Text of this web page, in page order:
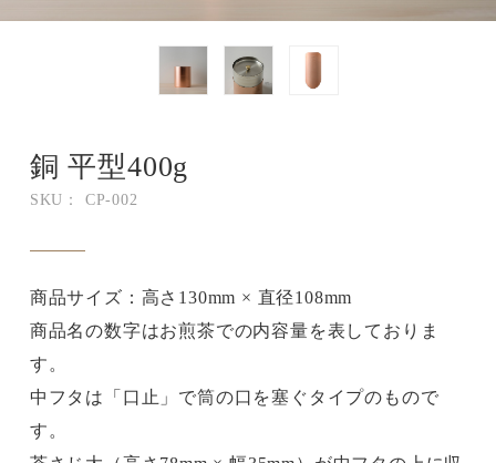
銅 平型400g
SKU： CP-002
商品サイズ：高さ130mm × 直径108mm
商品名の数字はお煎茶での内容量を表しておりま
す。
中フタは「口止」で筒の口を塞ぐタイプのもので
す。